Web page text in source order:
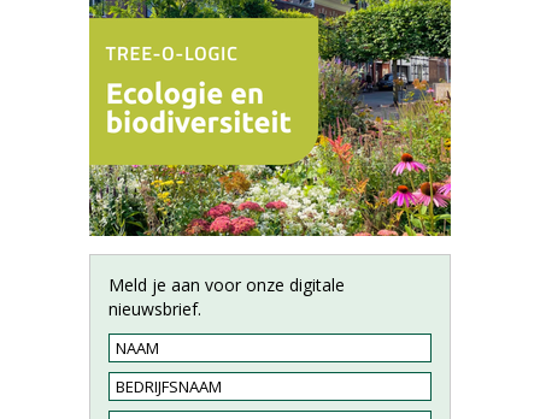
Meld je aan voor onze digitale
nieuwsbrief.